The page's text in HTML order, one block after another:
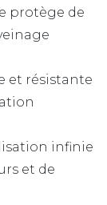
protège de
et résistante
infinie
et de